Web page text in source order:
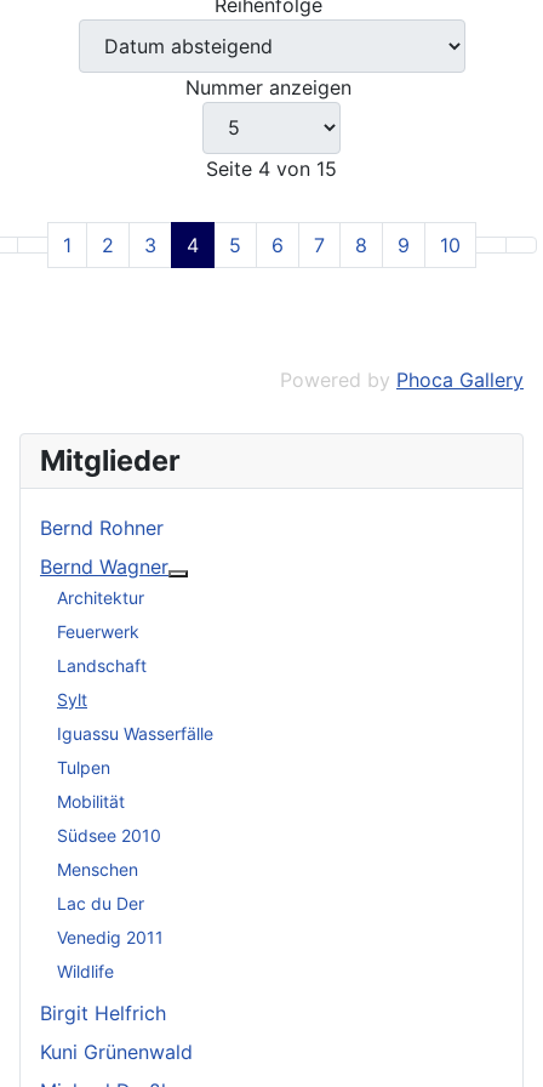
Mitglieder
Bernd Rohner
Bernd Wagner
Architektur
Feuerwerk
Landschaft
Sylt
Iguassu Wasserfälle
Tulpen
Mobilität
Südsee 2010
Menschen
Lac du Der
Venedig 2011
Wildlife
Birgit Helfrich
Kuni Grünenwald
Reihenfolge
Nummer anzeigen
Seite 4 von 15
1 2 3 4 5 6 7 8 9 10
Powered by Phoca Gallery